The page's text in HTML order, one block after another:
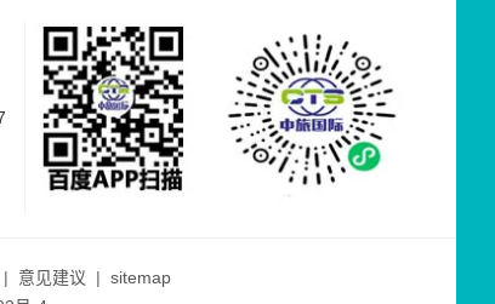
| 意见建议 | sitemap